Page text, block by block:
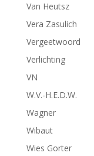
Van Heutsz
Vera Zasulich
Vergeetwoord
Verlichting
VN
W.V.-H.E.D.W.
Wagner
Wibaut
Wies Gorter